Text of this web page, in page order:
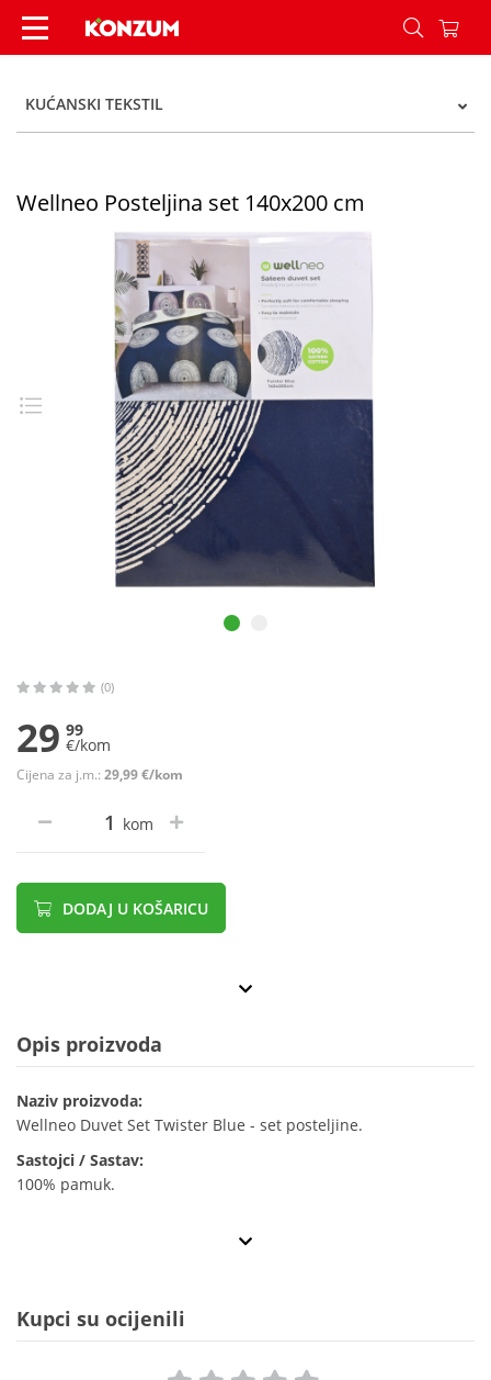
Wellneo Posteljina set 140x200 cm - Konzum
KUĆANSKI TEKSTIL
Wellneo Posteljina set 140x200 cm
(0)
29 99
€/kom
Cijena za j.m.: 29,99 €/kom
kom
DODAJ U KOŠARICU
Opis proizvoda
Naziv proizvoda:
Wellneo Duvet Set Twister Blue - set posteljine.
Sastojci / Sastav:
100% pamuk.
Kupci su ocijenili